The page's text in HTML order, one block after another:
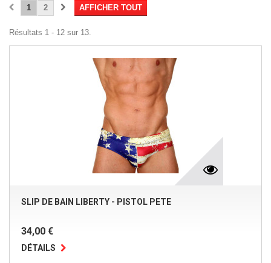
AFFICHER TOUT
1 2
Résultats 1 - 12 sur 13.
SLIP DE BAIN LIBERTY - PISTOL PETE
34,00 €
DÉTAILS